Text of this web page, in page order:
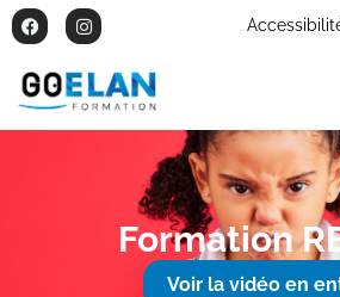
Formation
Voir la vidéo en